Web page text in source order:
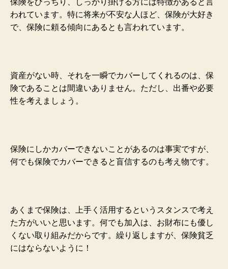
保険をびっちり、しっかり掛ける方には特徴があると言
われています。特に将来が不安な人ほど、保険が大好き
で、保険に頼る傾向にあるとも言われています。
資産がない時、それを一瞬でカバーしてくれるのは、保
険であることは間違いありません。ただし、出番や必要
性を考えましょう。
保険にしかカバーできないことがあるのは事実ですが、
何でも保険でカバーできると盲信するのも考え物です。
あくまで保険は、 上手く活用するという スタンスで考え
た方がいいと思います。何でも加入は、お財布にも優し
くない取り組みだからです。繰り返しますが、保険貧乏
にはならないように！